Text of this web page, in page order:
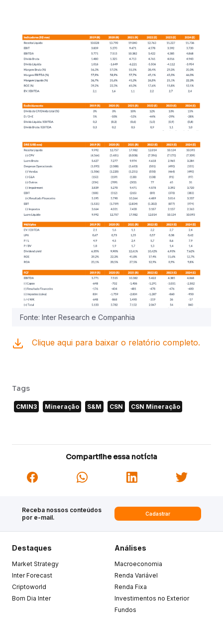
Fonte: Inter Research e Companhia
Clique aqui para baixar o relatório completo.
Tags
CMIN3 Mineração S&M CSN CSN Mineração
Compartilhe essa notícia
Receba nossos conteúdos
por e-mail.
Cadastrar
Destaques
Market Strategy
Inter Forecast
Criptoworld
Bom Dia Inter
Análises
Macroeconomia
Renda Variável
Renda Fixa
Investimentos no Exterior
Fundos